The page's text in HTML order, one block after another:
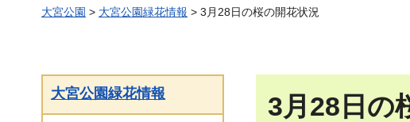
大宮公園 > 大宮公園緑花情報 > 3月28日の桜の開花状況
大宮公園緑花情報 3月28日の